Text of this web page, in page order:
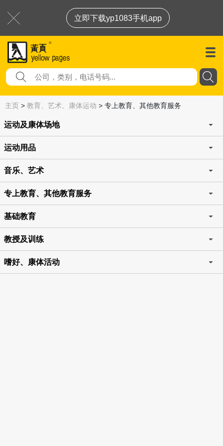
立即下载yp1083手机app
主页 > 教育、艺术、康体运动 > 专上教育、其他教育服务
运动及康体场地
运动用品
音乐、艺术
专上教育、其他教育服务
基础教育
教授及训练
嗜好、康体活动